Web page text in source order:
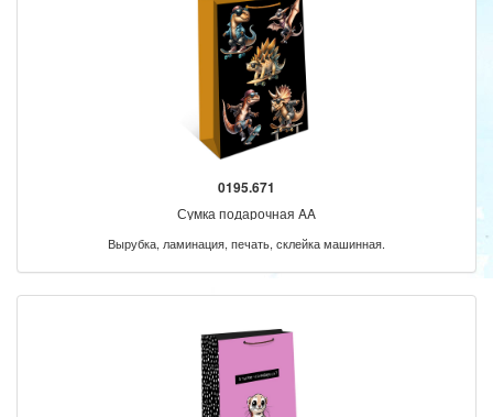
0195.671
Сумка подарочная AA
Вырубка, ламинация, печать, склейка машинная.